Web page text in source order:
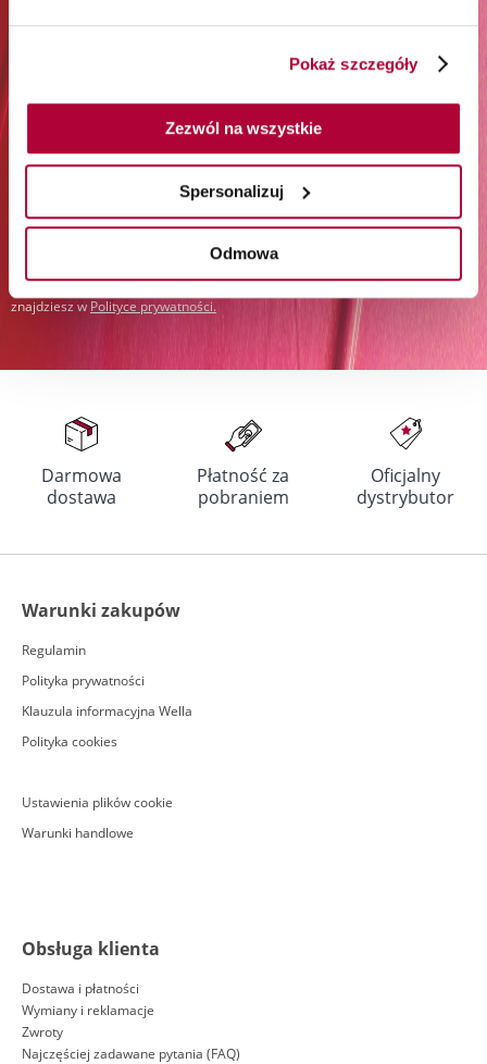
Pokaż szczegóły
Zezwól na wszystkie
Spersonalizuj
Odmowa
akcesoriów) i Londa Professional.
Zapisz się
Podając swój adres e-mail i klikając „Zapisz się”, wyrażasz zgodę na
otrzymywanie newslettera i przetwarzanie w tym celu Twoich danych
osobowych przez Orbico Sp. z o.o. (administratora danych). Udzielone
informacji na temat sposobu przetwarzania Twoich danych osobowych
znajdziesz w Polityce prywatności.
Darmowa
dostawa
Płatność za
pobraniem
Oficjalny
dystrybutor
Warunki zakupów
Regulamin
Polityka prywatności
Klauzula informacyjna Wella
Polityka cookies
Ustawienia plików cookie
Warunki handlowe
Obsługa klienta
Dostawa i płatności
Wymiany i reklamacje
Zwroty
Najczęściej zadawane pytania (FAQ)